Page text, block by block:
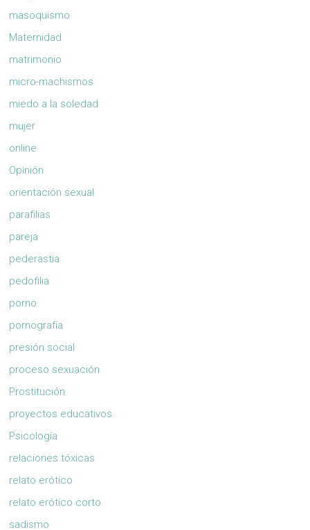
masoquismo
Maternidad
matrimonio
micro-machismos
miedo a la soledad
mujer
online
Opinión
orientación sexual
parafilias
pareja
pederastia
pedofilia
porno
pornografía
presión social
proceso sexuación
Prostitución
proyectos educativos
Psicología
relaciones tóxicas
relato erótico
relato erótico corto
sadismo